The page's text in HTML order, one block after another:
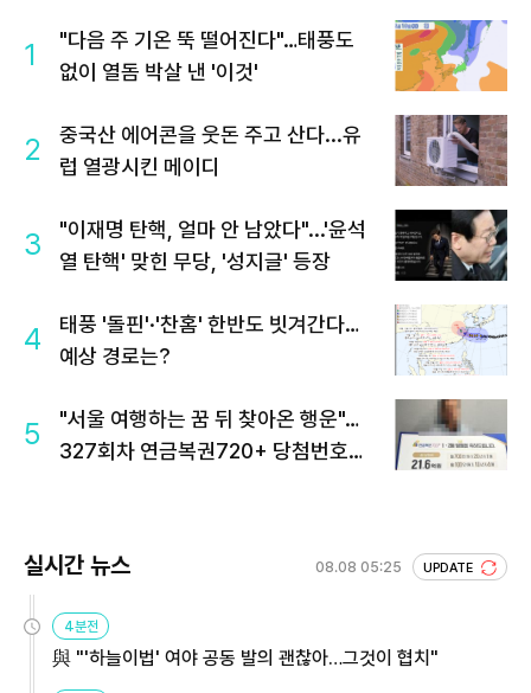
1
"다음 주 기온 뚝 떨어진다"…태풍도
없이 열돔 박살 낸 '이것'
2
중국산 에어콘을 웃돈 주고 산다...유
럽 열광시킨 메이디
3
"이재명 탄핵, 얼마 안 남았다"...'윤석
열 탄핵' 맞힌 무당, '성지글' 등장
4
태풍 '돌핀'·'찬홈' 한반도 빗겨간다…
예상 경로는?
5
"서울 여행하는 꿈 뒤 찾아온 행운"…
327회차 연금복권720+ 당첨번호조
실시간 뉴스 08.08 05:25 UPDATE
4분전
與 "'하늘이법' 여야 공동 발의 괜찮아…그것이 협치"